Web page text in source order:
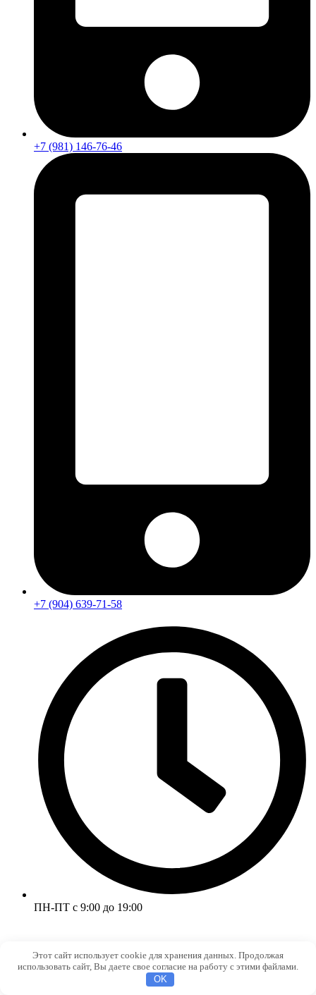
+7 (981) 146-76-46
+7 (904) 639-71-58
ПН-ПТ с 9:00 до 19:00
Этот сайт использует cookie для хранения данных. Продолжая
использовать сайт, Вы даете свое согласие на работу с этими файлами.
OK